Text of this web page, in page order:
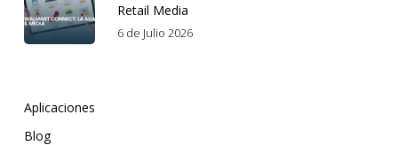
Retail Media
6 de Julio 2026
Aplicaciones
Blog